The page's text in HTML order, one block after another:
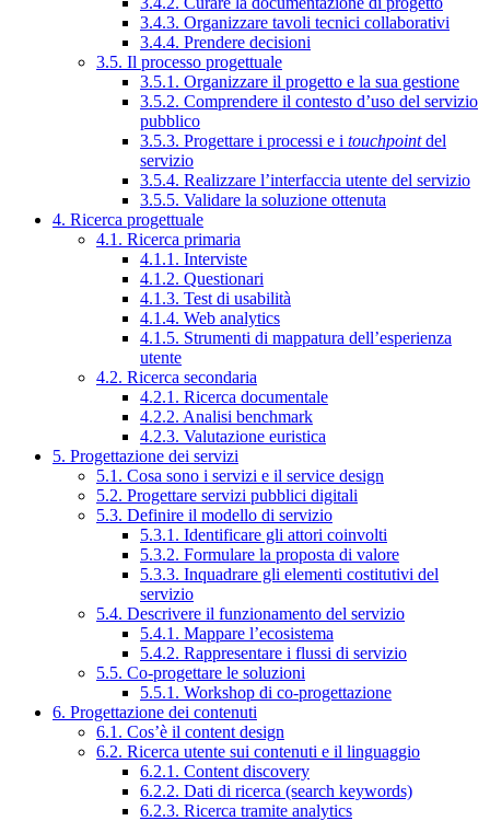
3.4.3. Organizzare tavoli tecnici collaborativi
3.4.4. Prendere decisioni
3.5. Il processo progettuale
3.5.1. Organizzare il progetto e la sua gestione
3.5.2. Comprendere il contesto d’uso del servizio
pubblico
3.5.3. Progettare i processi e i touchpointdel
servizio
3.5.4. Realizzare l’interfaccia utente del servizio
3.5.5. Validare la soluzione ottenuta
4. Ricerca progettuale
4.1. Ricerca primaria
4.1.1. Interviste
4.1.2. Questionari
4.1.3. Test di usabilità
4.1.4. Web analytics
4.1.5. Strumenti di mappatura dell’esperienza
utente
4.2. Ricerca secondaria
4.2.1. Ricerca documentale
4.2.2. Analisi benchmark
4.2.3. Valutazione euristica
5. Progettazione dei servizi
5.1. Cosa sono i servizi e il service design
5.2. Progettare servizi pubblici digitali
5.3. Definire il modello di servizio
5.3.1. Identificare gli attori coinvolti
5.3.2. Formulare la proposta di valore
5.3.3. Inquadrare gli elementi costitutivi del
servizio
5.4. Descrivere il funzionamento del servizio
5.4.1. Mappare l’ecosistema
5.4.2. Rappresentare i flussi di servizio
5.5. Co-progettare le soluzioni
5.5.1. Workshop di co-progettazione
6. Progettazione dei contenuti
6.1. Cos’è il content design
6.2. Ricerca utente sui contenuti e il linguaggio
6.2.1. Content discovery
6.2.2. Dati di ricerca (search keywords)
6.2.3. Ricerca tramite analytics